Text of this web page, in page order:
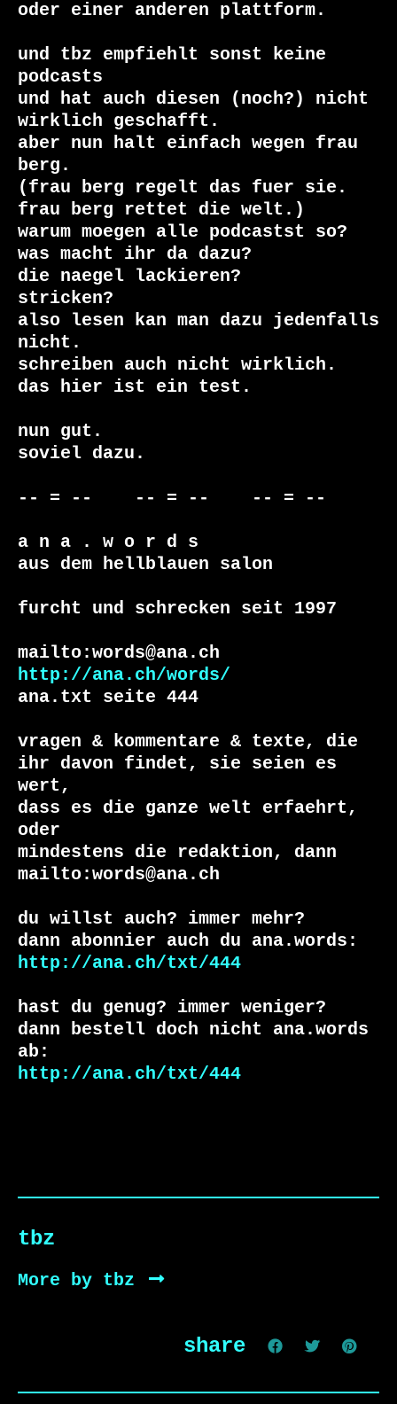
oder einer anderen plattform.
und tbz empfiehlt sonst keine
podcasts
und hat auch diesen (noch?) nicht
wirklich geschafft.
aber nun halt einfach wegen frau
berg.
(frau berg regelt das fuer sie.
frau berg rettet die welt.)
warum moegen alle podcastst so?
was macht ihr da dazu?
die naegel lackieren?
stricken?
also lesen kan man dazu jedenfalls
nicht.
schreiben auch nicht wirklich.
das hier ist ein test.
nun gut.
soviel dazu.
-- = --    -- = --    -- = --
a n a . w o r d s
aus dem hellblauen salon
furcht und schrecken seit 1997
http://ana.ch/words/
ana.txt seite 444
vragen & kommentare & texte, die
ihr davon findet, sie seien es
wert,
dass es die ganze welt erfaehrt,
oder
mindestens die redaktion, dann
mailto:words@ana.ch
du willst auch? immer mehr?
http://ana.ch/txt/444
hast du genug? immer weniger?
dann bestell doch nicht ana.words
http://ana.ch/txt/444
tbz
More by tbz
share